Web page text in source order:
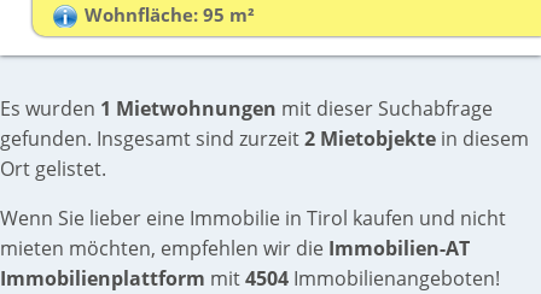
Wohnfläche: 95 m²
Es wurden 1 Mietwohnungen mit dieser Suchabfrage
gefunden. Insgesamt sind zurzeit2 Mietobjekte in diesem
Ort gelistet.
Wenn Sie lieber eine Immobilie in Tirol kaufen und nicht
mieten möchten, empfehlen wir die Immobilien-AT
Immobilienplattform mit4504 Immobilienangeboten!